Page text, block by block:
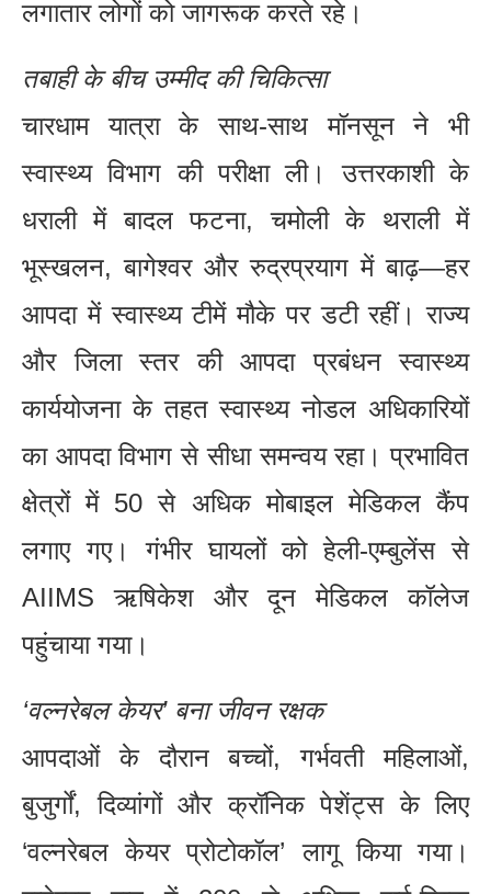
लगातार लोगों को जागरूक करते रहे।
तबाही के बीच उम्मीद की चिकित्सा
चारधाम यात्रा के साथ-साथ मॉनसून ने भी
स्वास्थ्य विभाग की परीक्षा ली। उत्तरकाशी के
धराली में बादल फटना, चमोली के थराली में
भूस्खलन, बागेश्वर और रुद्रप्रयाग में बाढ़—हर
आपदा में स्वास्थ्य टीमें मौके पर डटी रहीं। राज्य
और जिला स्तर की आपदा प्रबंधन स्वास्थ्य
कार्ययोजना के तहत स्वास्थ्य नोडल अधिकारियों
का आपदा विभाग से सीधा समन्वय रहा। प्रभावित
क्षेत्रों में 50 से अधिक मोबाइल मेडिकल कैंप
लगाए गए। गंभीर घायलों को हेली-एम्बुलेंस से
AIIMS ऋषिकेश और दून मेडिकल कॉलेज
पहुंचाया गया।
‘वल्नरेबल केयर’ बना जीवन रक्षक
आपदाओं के दौरान बच्चों, गर्भवती महिलाओं,
बुजुर्गों, दिव्यांगों और क्रॉनिक पेशेंट्स के लिए
‘वल्नरेबल केयर प्रोटोकॉल’ लागू किया गया।